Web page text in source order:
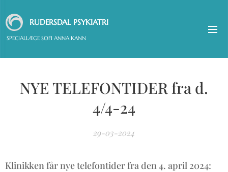
RUDERSDAL PSYKIATRI
SPECIALLÆGE SOFI ANNA KANN
NYE TELEFONTIDER fra d.
4/4-24
29-03-2024
Klinikken får nye telefontider fra den 4. april 2024: